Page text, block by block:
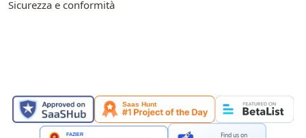
Sicurezza e conformità
Find us on